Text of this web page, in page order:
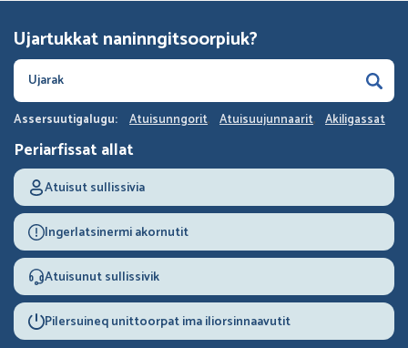
Ujartukkat naninngitsoorpiuk?
Assersuutigalugu: Atuisunngorit Atuisuujunnaarit Akiligassat
Periarfissat allat
Atuisut sullissivia
Ingerlatsinermi akornutit
Atuisunut sullissivik
Pilersuineq unittoorpat ima iliorsinnaavutit